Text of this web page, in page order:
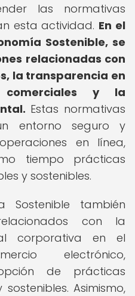
las normativas
esta actividad. En el
Sostenible, se
relacionadas con
la transparencia en
comerciales y la
Estas normativas
entorno seguro y
en línea,
tiempo prácticas
y sostenibles.
Sostenible también
con la
corporativa en el
electrónico,
de prácticas
Asimismo,